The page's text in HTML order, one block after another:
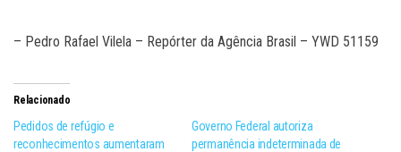
– Pedro Rafael Vilela – Repórter da Agência Brasil – YWD 51159
Relacionado
Pedidos de refúgio e
reconhecimentos aumentaram
Governo Federal autoriza
permanência indeterminada de